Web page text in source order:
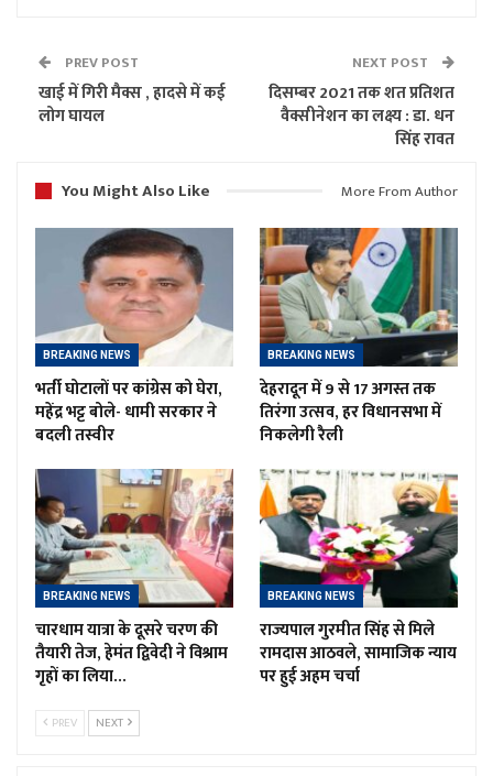
PREV POST
खाई में गिरी मैक्स , हादसे में कई
लोग घायल
NEXT POST
दिसम्बर 2021 तक शत प्रतिशत
वैक्सीनेशन का लक्ष्य : डा. धन
सिंह रावत
You Might Also Like
More From Author
BREAKING NEWS
भर्ती घोटालों पर कांग्रेस को घेरा,
महेंद्र भट्ट बोले- धामी सरकार ने
बदली तस्वीर
BREAKING NEWS
देहरादून में 9 से 17 अगस्त तक
तिरंगा उत्सव, हर विधानसभा में
निकलेगी रैली
BREAKING NEWS
चारधाम यात्रा के दूसरे चरण की
तैयारी तेज, हेमंत द्विवेदी ने विश्राम
गृहों का लिया…
BREAKING NEWS
राज्यपाल गुरमीत सिंह से मिले
रामदास आठवले, सामाजिक न्याय
पर हुई अहम चर्चा
PREV NEXT